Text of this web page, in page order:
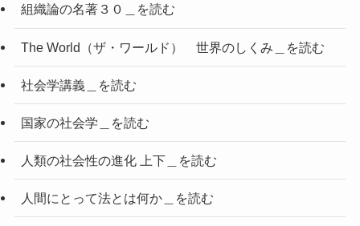
組織論の名著３０＿を読む
The World（ザ・ワールド） 世界のしくみ＿を読む
社会学講義＿を読む
国家の社会学＿を読む
人類の社会性の進化 上下＿を読む
人間にとって法とは何か＿を読む